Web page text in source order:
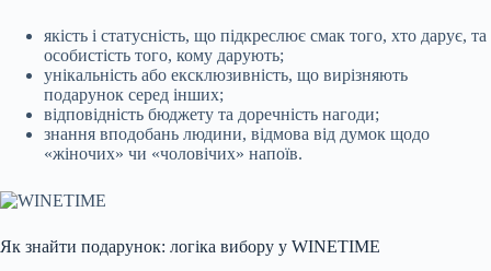
якість і статусність, що підкреслює смак того, хто дарує, та
особистість того, кому дарують;
унікальність або ексклюзивність, що вирізняють
подарунок серед інших;
відповідність бюджету та доречність нагоди;
знання вподобань людини, відмова від думок щодо
«жіночих» чи «чоловічих» напоїв.
Як знайти подарунок: логіка вибору у WINETIME